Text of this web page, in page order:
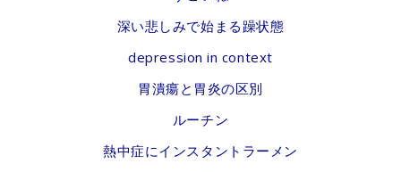
深い悲しみで始まる躁状態
depression in context
胃潰瘍と胃炎の区別
ルーチン
熱中症にインスタントラーメン